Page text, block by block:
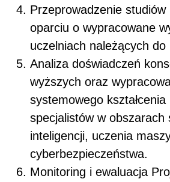
Przeprowadzenie
oparciu o wypracowane
uczelniach należących do
Analiza doświadczeń
wyższych oraz
systemowego
specjalistów w obszarach
inteligencji, uczenia
cyberbezpieczeństwa.
Monitoring i ewaluacja